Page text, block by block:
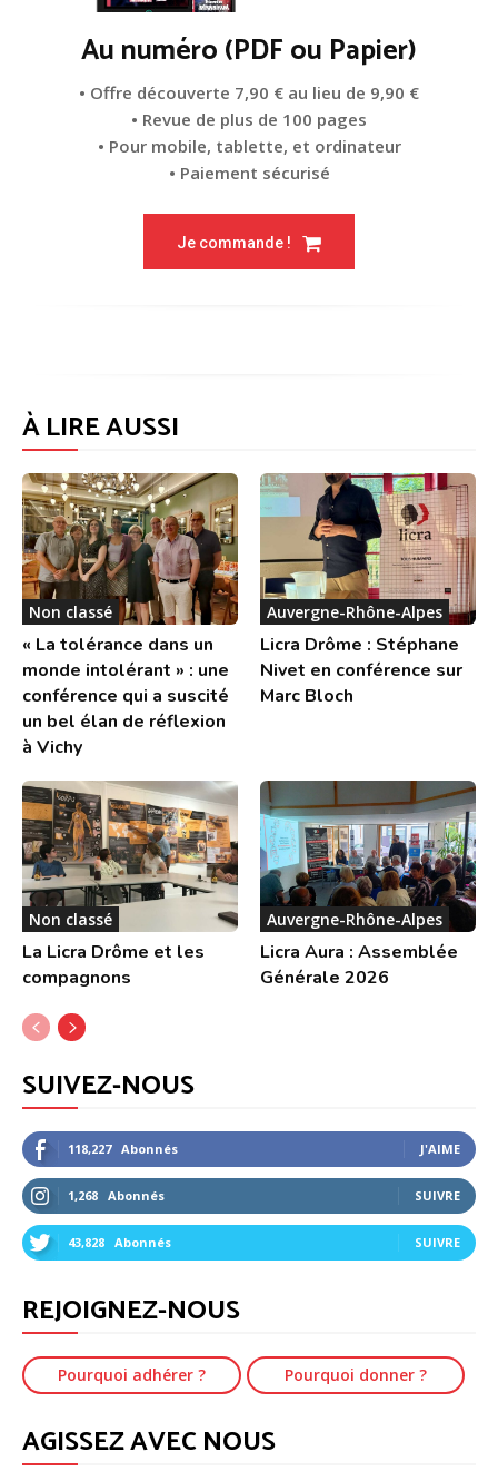
Au numéro (PDF ou Papier)
• Offre découverte 7,90 € au lieu de 9,90 €
• Revue de plus de 100 pages
• Pour mobile, tablette, et ordinateur
• Paiement sécurisé
Je commande !
À LIRE AUSSI
Non classé
« La tolérance dans un
monde intolérant » : une
conférence qui a suscité
un bel élan de réflexion
à Vichy
Auvergne-Rhône-Alpes
Licra Drôme : Stéphane
Nivet en conférence sur
Marc Bloch
Non classé
La Licra Drôme et les
compagnons
Auvergne-Rhône-Alpes
Licra Aura : Assemblée
Générale 2026
SUIVEZ-NOUS
118,227 Abonnés J'AIME
1,268 Abonnés SUIVRE
43,828 Abonnés SUIVRE
REJOIGNEZ-NOUS
Pourquoi adhérer ? Pourquoi donner ?
AGISSEZ AVEC NOUS